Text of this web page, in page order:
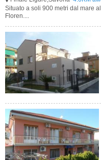
Situato a soli 900 metri dal mare
Floren....